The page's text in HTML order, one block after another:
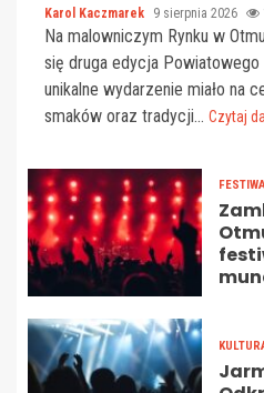
Karol Kaczmarek 9 sierpnia 2026
Na malowniczym Rynku w
się druga edycja
unikalne wydarzenie miało na
smaków oraz tradycji... Czytaj